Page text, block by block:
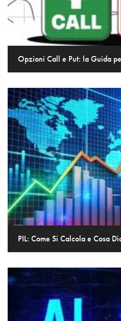
Opzioni Call e Put: la Guida
PIL: Come Si Calcola e Cosa